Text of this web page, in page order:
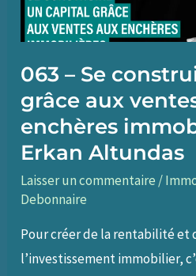
Karl
Toussaint
du
Wast
063 – Se
grâce aux
enchères
Erkan Altundas
Laisser un commentaire /
Debonnaire
Pour créer de la rentabilité et
l’investissement immobilier,